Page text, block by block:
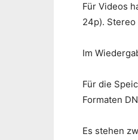
Für Videos
24p).
Im
Für die
Formaten
Es stehen